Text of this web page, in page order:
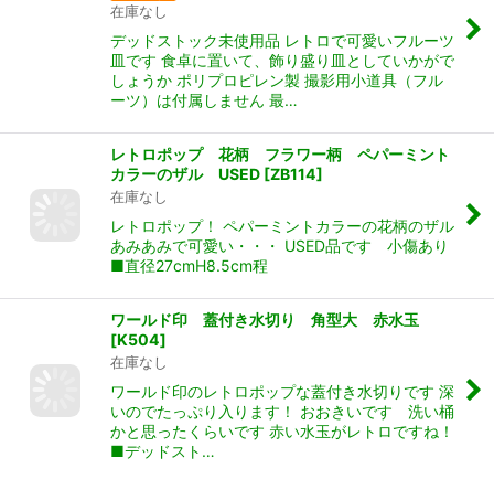
在庫なし
デッドストック未使用品 レトロで可愛いフルーツ
皿です 食卓に置いて、飾り盛り皿としていかがで
しょうか ポリプロピレン製 撮影用小道具（フル
ーツ）は付属しません 最…
レトロポップ 花柄 フラワー柄 ペパーミント
カラーのザル USED [ZB114]
在庫なし
レトロポップ！ ペパーミントカラーの花柄のザル
あみあみで可愛い・・・ USED品です 小傷あり
■直径27cmH8.5cm程
ワールド印 蓋付き水切り 角型大 赤水玉
[K504]
在庫なし
ワールド印のレトロポップな蓋付き水切りです 深
いのでたっぷり入ります！ おおきいです 洗い桶
かと思ったくらいです 赤い水玉がレトロですね！
■デッドスト…